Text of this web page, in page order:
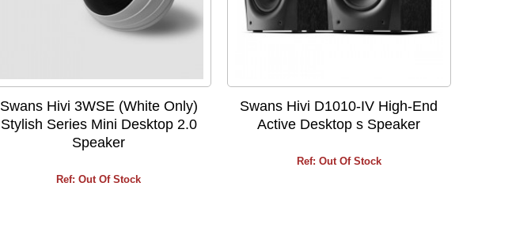
Swans Hivi 3WSE (White Only)
Stylish Series Mini Desktop 2.0
Speaker
Ref: Out Of Stock
Swans Hivi D1010-IV High-End
Active Desktop s Speaker
Ref: Out Of Stock